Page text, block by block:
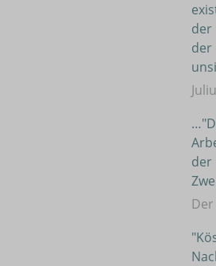
der
der
der